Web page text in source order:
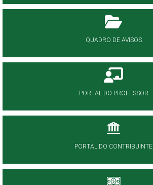
QUADRO DE AVISOS
PORTAL DO PROFESSOR
PORTAL DO CONTRIBUINTE